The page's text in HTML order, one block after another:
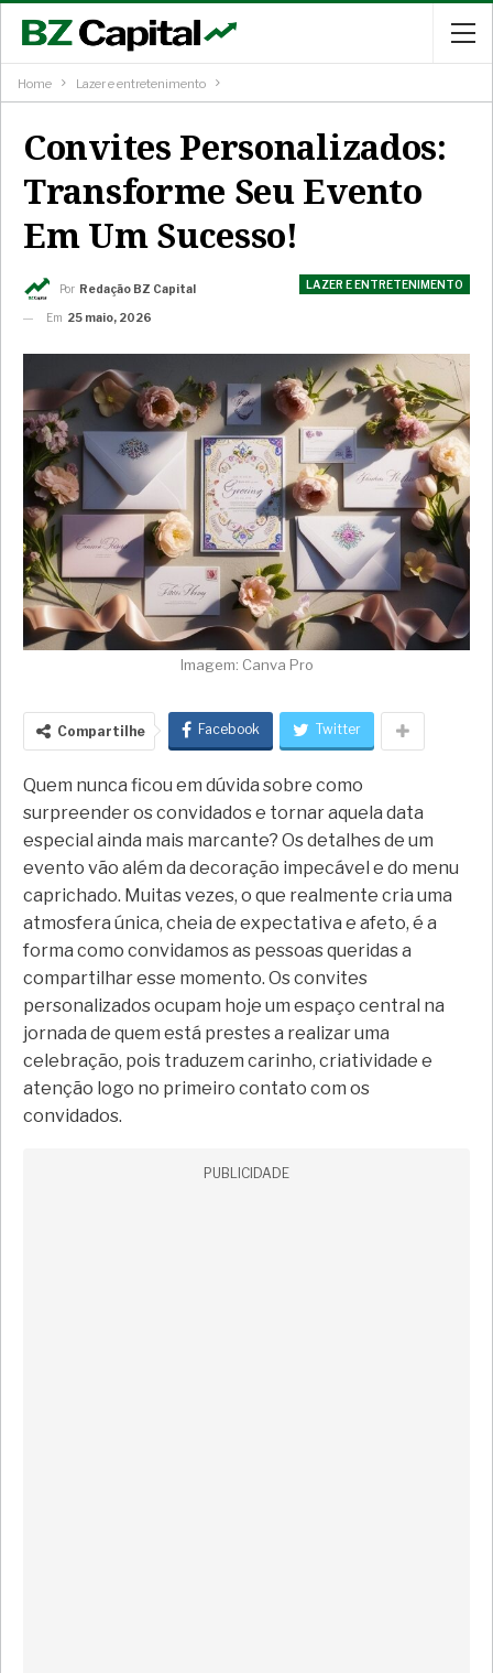
Home Lazer e entretenimento
Convites Personalizados:
Transforme Seu Evento
Em Um Sucesso!
LAZER E ENTRETENIMENTO
Por Redação BZ Capital
Em 25 maio, 2026
Imagem: Canva Pro
Compartilhe Facebook Twitter
Quem nunca ficou em dúvida sobre como
surpreender os convidados e tornar aquela data
especial ainda mais marcante? Os detalhes de um
evento vão além da decoração impecável e do menu
caprichado. Muitas vezes, o que realmente cria uma
atmosfera única, cheia de expectativa e afeto, é a
forma como convidamos as pessoas queridas a
compartilhar esse momento. Os convites
personalizados ocupam hoje um espaço central na
jornada de quem está prestes a realizar uma
celebração, pois traduzem carinho, criatividade e
atenção logo no primeiro contato com os
convidados.
PUBLICIDADE